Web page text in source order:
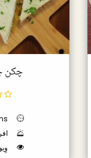
چکن
2
15865